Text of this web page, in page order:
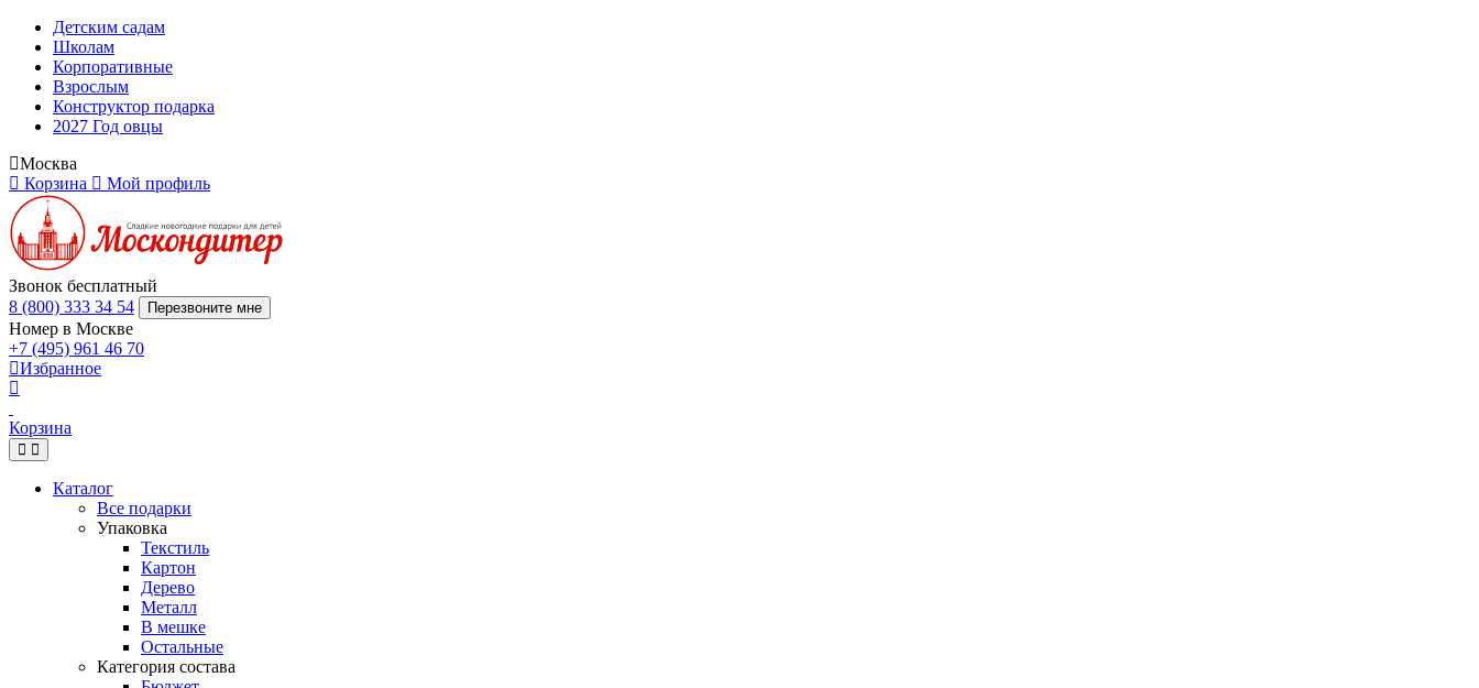
Детским садам
Школам
Корпоративные
Взрослым
Конструктор подарка
2027 Год овцы
Москва
Корзина
Мой профиль
Звонок бесплатный
8 (800) 333 34 54
Перезвоните мне
Номер в Москве
+7 (495) 961 46 70
Избранное
Корзина
Каталог
Все подарки
Упаковка
Текстиль
Картон
Дерево
Металл
В мешке
Остальные
Категория состава